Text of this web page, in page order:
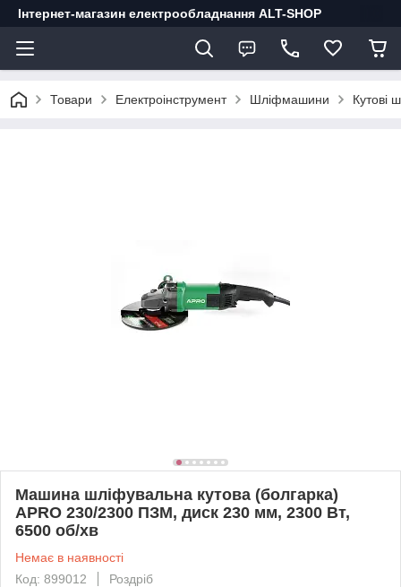
Інтернет-магазин електрообладнання ALT-SHOP
Товари Електроінструмент Шліфмашини Кутові
Машина шліфувальна кутова (болгарка)
APRO 230/2300 ПЗМ, диск 230 мм, 2300 Вт,
6500 об/хв
Немає в наявності
Код: 899012
Роздріб